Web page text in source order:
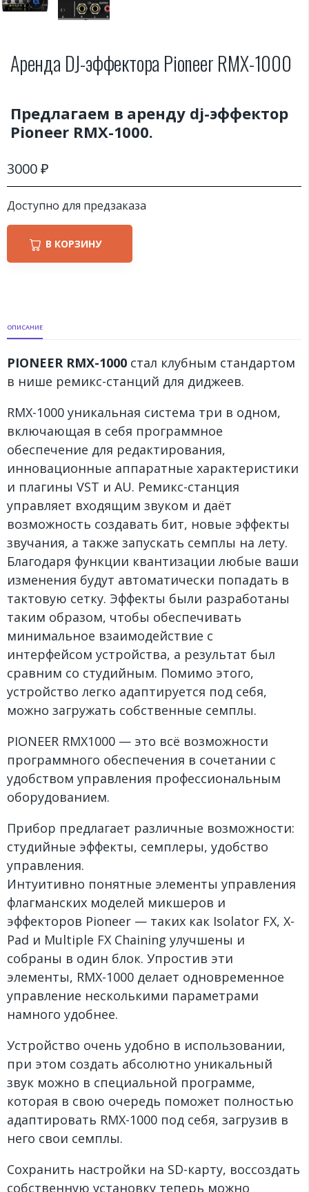
Аренда DJ-эффектора Pioneer RMX-1000
Предлагаем в аренду dj-эффектор
Pioneer RMX-1000.
3000₽
Доступно для предзаказа
В КОРЗИНУ
ОПИСАНИЕ
PIONEER RMX-1000 стал клубным стандартом
в нише ремикс-станций для диджеев.
RMX-1000 уникальная система три в одном,
включающая в себя программное
обеспечение для редактирования,
инновационные аппаратные характеристики
и плагины VST и AU. Ремикс-станция
управляет входящим звуком и даёт
возможность создавать бит, новые эффекты
звучания, а также запускать семплы на лету.
Благодаря функции квантизации любые ваши
изменения будут автоматически попадать в
тактовую сетку. Эффекты были разработаны
таким образом, чтобы обеспечивать
минимальное взаимодействие с
интерфейсом устройства, а результат был
сравним со студийным. Помимо этого,
устройство легко адаптируется под себя,
можно загружать собственные семплы.
PIONEER RMX1000 — это всё возможности
программного обеспечения в сочетании с
удобством управления профессиональным
оборудованием.
Прибор предлагает различные возможности:
студийные эффекты, семплеры, удобство
управления.
Интуитивно понятные элементы управления
флагманских моделей микшеров и
эффекторов Pioneer — таких как Isolator FX, X-
Pad и Multiple FX Chaining улучшены и
собраны в один блок. Упростив эти
элементы, RMX-1000 делает одновременное
управление несколькими параметрами
намного удобнее.
Устройство очень удобно в использовании,
при этом создать абсолютно уникальный
звук можно в специальной программе,
которая в свою очередь поможет полностью
адаптировать RMX-1000 под себя, загрузив в
него свои семплы.
Сохранить настройки на SD-карту, воссоздать
собственную установку теперь можно